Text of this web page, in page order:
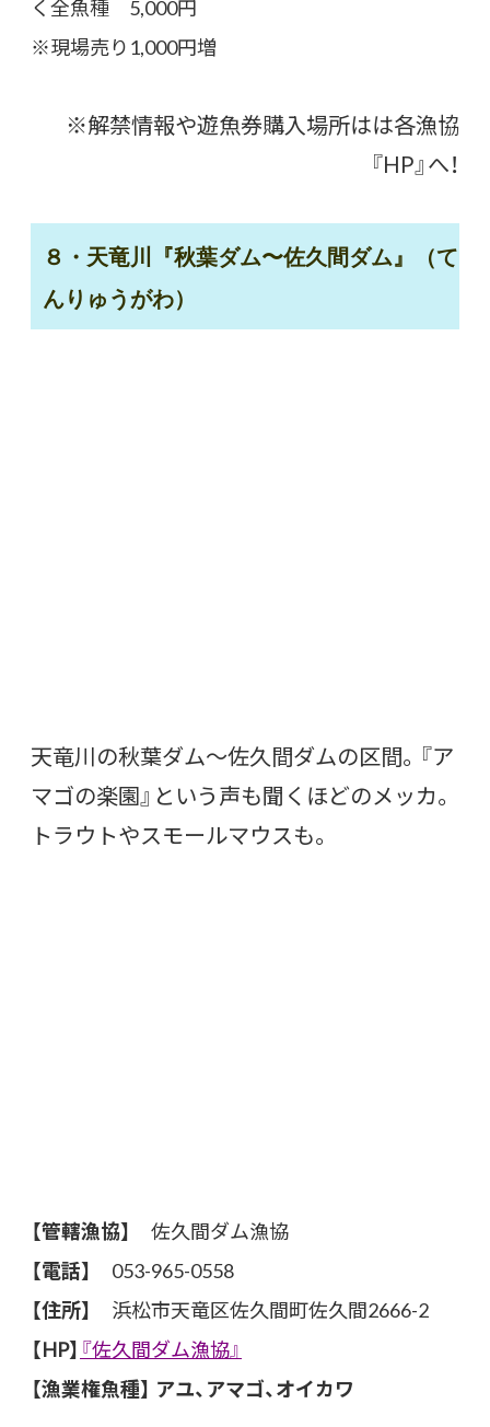
く全魚種 5,000円
※現場売り1,000円増
※解禁情報や遊魚券購入場所はは各漁協
『HP』へ！
８・天竜川『秋葉ダム〜佐久間ダム』（て
んりゅうがわ）
天竜川の秋葉ダム〜佐久間ダムの区間。『ア
マゴの楽園』という声も聞くほどのメッカ。
トラウトやスモールマウスも。
【管轄漁協】
佐久間ダム漁協
【電話】
053-965-0558
【住所】
浜松市天竜区佐久間町佐久間2666-2
【HP】 『佐久間ダム漁協』
【漁業権魚種】 アユ、アマゴ、オイカワ